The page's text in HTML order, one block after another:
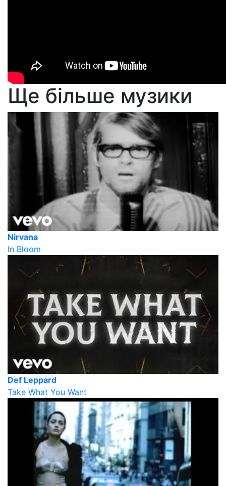
Ще більше музики
Nirvana
In Bloom
Def Leppard
Take What You Want